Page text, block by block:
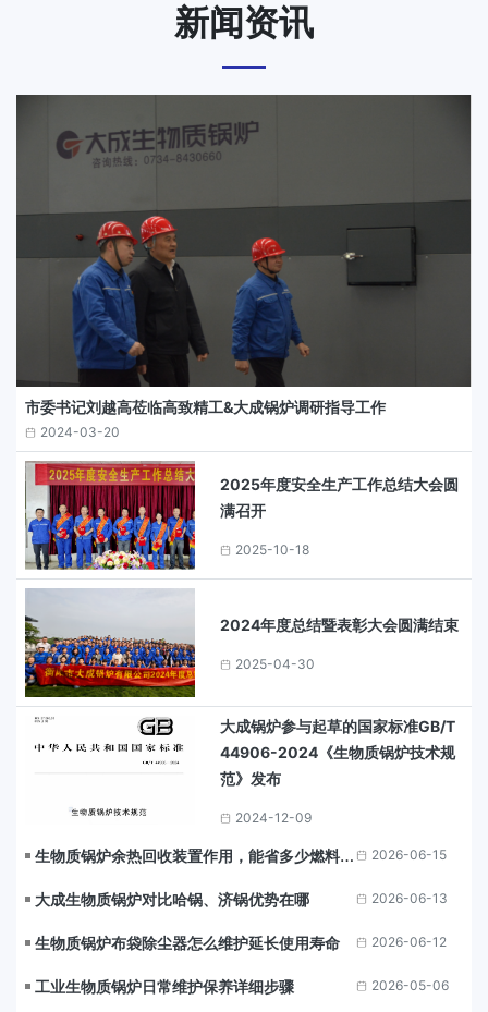
新闻资讯
市委书记刘越高莅临高致精工&大成锅炉调研指导工作
2024-03-20
2025年度安全生产工作总结大会圆
满召开
2025-10-18
2024年度总结暨表彰大会圆满结束
2025-04-30
大成锅炉参与起草的国家标准GB/T
44906-2024《生物质锅炉技术规
范》发布
2024-12-09
生物质锅炉余热回收装置作用，能省多少燃料成
2026-06-15
大成生物质锅炉对比哈锅、济锅优势在哪 2026-06-13
生物质锅炉布袋除尘器怎么维护延长使用寿命 2026-06-12
工业生物质锅炉日常维护保养详细步骤 2026-05-06